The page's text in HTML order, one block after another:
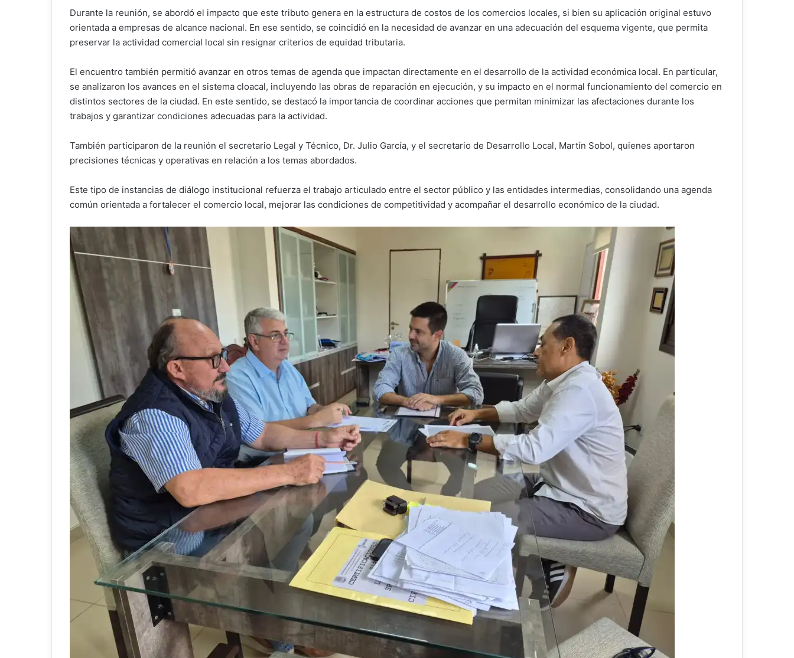
Durante la reunión, se abordó el impacto que este tributo genera en la estructura de costos de los comercios locales, si bien su aplicación original estuvo
orientada a empresas de alcance nacional. En ese sentido, se coincidió en la necesidad de avanzar en una adecuación del esquema vigente, que permita
preservar la actividad comercial local sin resignar criterios de equidad tributaria.
El encuentro también permitió avanzar en otros temas de agenda que impactan directamente en el desarrollo de la actividad económica local. En particular,
se analizaron los avances en el sistema cloacal, incluyendo las obras de reparación en ejecución, y su impacto en el normal funcionamiento del comercio en
distintos sectores de la ciudad. En este sentido, se destacó la importancia de coordinar acciones que permitan minimizar las afectaciones durante los
trabajos y garantizar condiciones adecuadas para la actividad.
También participaron de la reunión el secretario Legal y Técnico, Dr. Julio García, y el secretario de Desarrollo Local, Martín Sobol, quienes aportaron
precisiones técnicas y operativas en relación a los temas abordados.
Este tipo de instancias de diálogo institucional refuerza el trabajo articulado entre el sector público y las entidades intermedias, consolidando una agenda
común orientada a fortalecer el comercio local, mejorar las condiciones de competitividad y acompañar el desarrollo económico de la ciudad.